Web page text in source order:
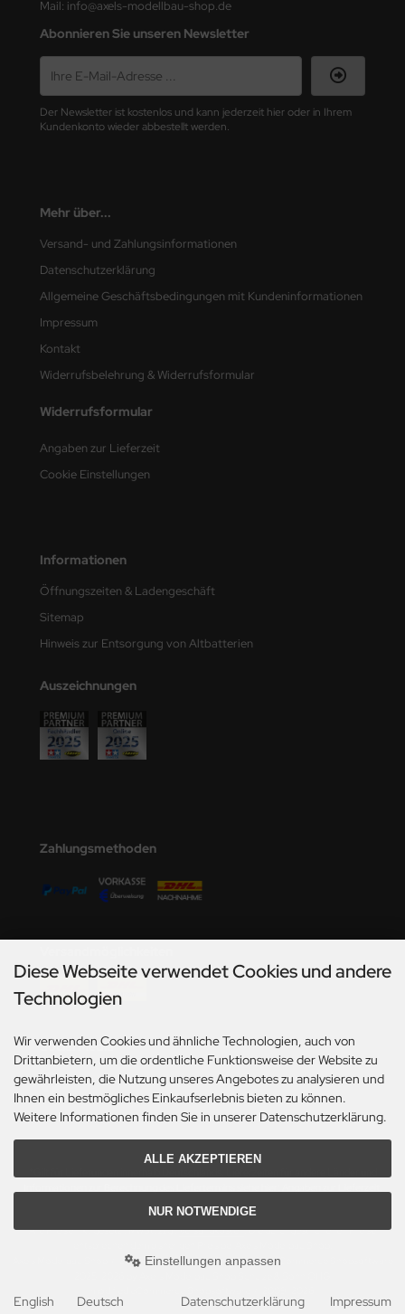
Mail: info@axels-modellbau-shop.de
Abonnieren Sie unseren Newsletter
Der Newsletter ist kostenlos und kann jederzeit hier oder in Ihrem
Kundenkonto wieder abbestellt werden.
Mehr über...
Versand- und Zahlungsinformationen
Datenschutzerklärung
Allgemeine Geschäftsbedingungen mit Kundeninformationen
Impressum
Kontakt
Widerrufsbelehrung & Widerrufsformular
Widerrufsformular
Angaben zur Lieferzeit
Cookie Einstellungen
Informationen
Öffnungszeiten & Ladengeschäft
Sitemap
Hinweis zur Entsorgung von Altbatterien
Auszeichnungen
Zahlungsmethoden
Social Media
Alle Preise inkl. gesetzl. MwSt. zzgl.Versandkosten. Die durchgestrichenen Preise
Axels Modellbau Shop © 2026 | Template based on modified eCommerce Shopsoftware
Diese Webseite verwendet Cookies und andere
Technologien
Wir verwenden Cookies und ähnliche Technologien, auch von
Drittanbietern, um die ordentliche Funktionsweise der Website zu
gewährleisten, die Nutzung unseres Angebotes zu analysieren und
Ihnen ein bestmögliches Einkaufserlebnis bieten zu können.
Weitere Informationen finden Sie in unserer Datenschutzerklärung.
ALLE AKZEPTIEREN
NUR NOTWENDIGE
Einstellungen anpassen
English Deutsch Datenschutzerklärung Impressum